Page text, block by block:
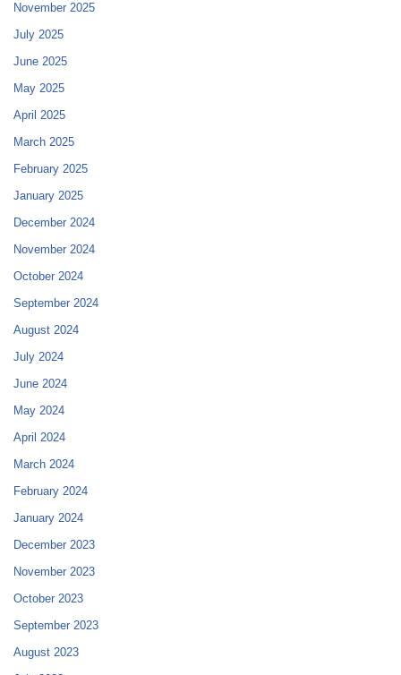
November 2025
July 2025
June 2025
May 2025
April 2025
March 2025
February 2025
January 2025
December 2024
November 2024
October 2024
September 2024
August 2024
July 2024
June 2024
May 2024
April 2024
March 2024
February 2024
January 2024
December 2023
November 2023
October 2023
September 2023
August 2023